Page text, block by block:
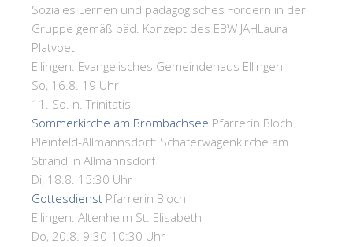
Soziales Lernen und pädagogisches Fördern in der
Gruppe gemäß päd. Konzept des EBW JAHLaura
Platvoet
Ellingen: Evangelisches Gemeindehaus Ellingen
So, 16.8. 19 Uhr
11. So. n. Trinitatis
Sommerkirche am Brombachsee Pfarrerin Bloch
Pleinfeld-Allmannsdorf: Schäferwagenkirche am
Strand in Allmannsdorf
Di, 18.8. 15:30 Uhr
Gottesdienst Pfarrerin Bloch
Ellingen: Altenheim St. Elisabeth
Do, 20.8. 9:30-10:30 Uhr